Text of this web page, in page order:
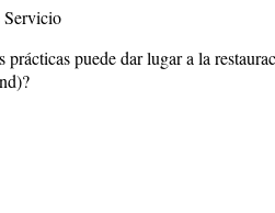
Servicio
prácticas puede dar lugar a la